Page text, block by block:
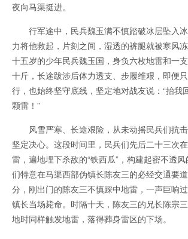
夜向马渠挺进。
行军途中，民兵魏玉满不慎踏破冰层坠入
力将他救起，片刻之间，湿透的裤腿就被寒风
十五岁的少年民兵魏玉国，身负六枚地雷和一
十斤，长途跋涉后体力透支、步履维艰，即便
行，也始终坚守底线，坚定地对战友说：“抬我
颗雷！”
风雪严寒、长途艰险，从未动摇民兵们抗
坚定决心。这段时间里，民兵们先后二十三次
雷，遍地埋下杀敌的“铁西瓜”，构建起密不透
们特意在马渠西部伪镇长陈友三的必经交通要
分，刚出门的陈友三不慎踩中地雷，一声巨响
镇长当场毙命。时隔十天，陈友三的兄长陈宗
地时同样触发地雷，落得葬身雷区的下场。